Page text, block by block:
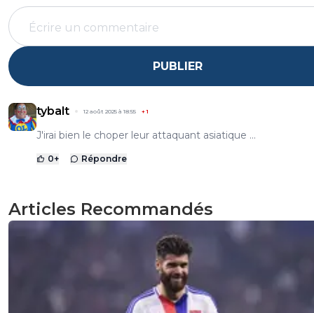
PUBLIER
tybalt 12 août 2025 à 18:55 +1
J'irai bien le choper leur attaquant asiatique ...
0+ Répondre
Articles Recommandés